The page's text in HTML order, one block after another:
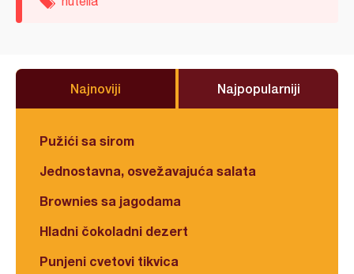
Najnoviji Najpopularniji
Pužići sa sirom
Jednostavna, osvežavajuća salata
Brownies sa jagodama
Hladni čokoladni dezert
Punjeni cvetovi tikvica